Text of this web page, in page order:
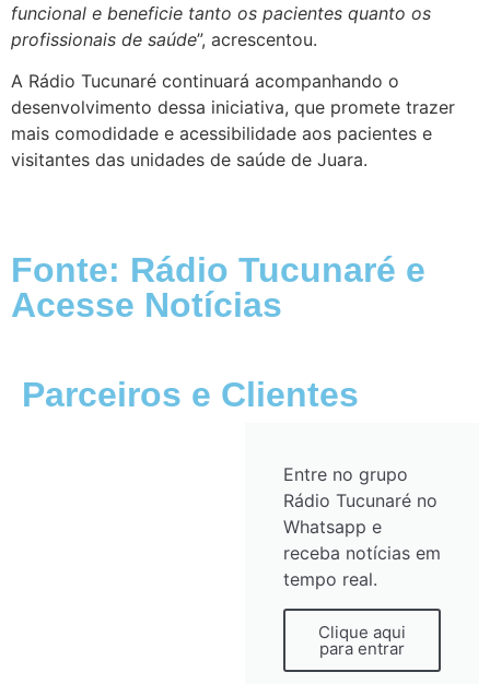
funcional e beneficie tanto os pacientes quanto os
profissionais de saúde”, acrescentou.
A Rádio Tucunaré continuará acompanhando o
desenvolvimento dessa iniciativa, que promete trazer
mais comodidade e acessibilidade aos pacientes e
visitantes das unidades de saúde de Juara.
Fonte: Rádio Tucunaré e
Acesse Notícias
Parceiros e Clientes
Entre no grupo
Rádio Tucunaré no
Whatsapp e
receba notícias em
tempo real.
Clique aqui
para entrar